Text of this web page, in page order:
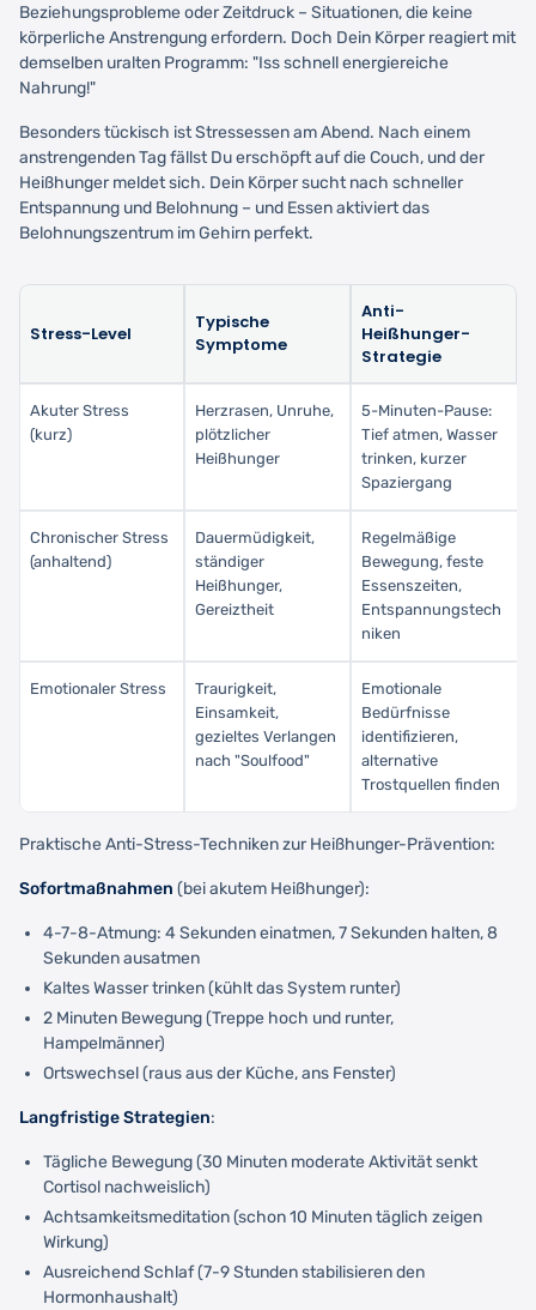
Beziehungsprobleme oder Zeitdruck – Situationen, die keine
körperliche Anstrengung erfordern. Doch Dein Körper reagiert mit
demselben uralten Programm: "Iss schnell energiereiche
Nahrung!"
Besonders tückisch ist Stressessen am Abend. Nach einem
anstrengenden Tag fällst Du erschöpft auf die Couch, und der
Heißhunger meldet sich. Dein Körper sucht nach schneller
Entspannung und Belohnung – und Essen aktiviert das
Belohnungszentrum im Gehirn perfekt.
Stress-Level
Typische
Symptome
Anti-
Heißhunger-
Strategie
Akuter Stress
(kurz)
Herzrasen, Unruhe,
plötzlicher
Heißhunger
5-Minuten-Pause:
Tief atmen, Wasser
trinken, kurzer
Spaziergang
Chronischer Stress
(anhaltend)
Dauermüdigkeit,
ständiger
Heißhunger,
Gereiztheit
Regelmäßige
Bewegung, feste
Essenszeiten,
Entspannungstech
niken
Emotionaler Stress
Traurigkeit,
Einsamkeit,
gezieltes Verlangen
nach "Soulfood"
Emotionale
Bedürfnisse
identifizieren,
alternative
Trostquellen finden
Praktische Anti-Stress-Techniken zur Heißhunger-Prävention:
Sofortmaßnahmen (bei akutem Heißhunger):
4-7-8-Atmung: 4 Sekunden einatmen, 7 Sekunden halten, 8
Sekunden ausatmen
Kaltes Wasser trinken (kühlt das System runter)
2 Minuten Bewegung (Treppe hoch und runter,
Hampelmänner)
Ortswechsel (raus aus der Küche, ans Fenster)
Langfristige Strategien:
Tägliche Bewegung (30 Minuten moderate Aktivität senkt
Cortisol nachweislich)
Achtsamkeitsmeditation (schon 10 Minuten täglich zeigen
Wirkung)
Ausreichend Schlaf (7-9 Stunden stabilisieren den
Hormonhaushalt)